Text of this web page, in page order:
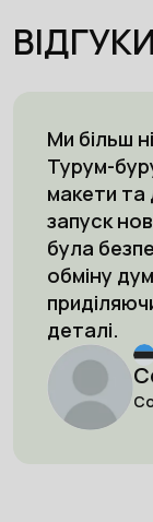
ВІДГУКИ
Ми більш
Турум-
макети
запуск
була
обміну
деталі.